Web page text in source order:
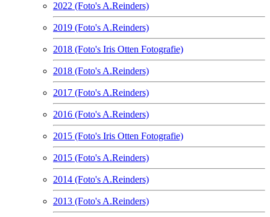
2022 (Foto's A.Reinders)
2019 (Foto's A.Reinders)
2018 (Foto's Iris Otten Fotografie)
2018 (Foto's A.Reinders)
2017 (Foto's A.Reinders)
2016 (Foto's A.Reinders)
2015 (Foto's Iris Otten Fotografie)
2015 (Foto's A.Reinders)
2014 (Foto's A.Reinders)
2013 (Foto's A.Reinders)